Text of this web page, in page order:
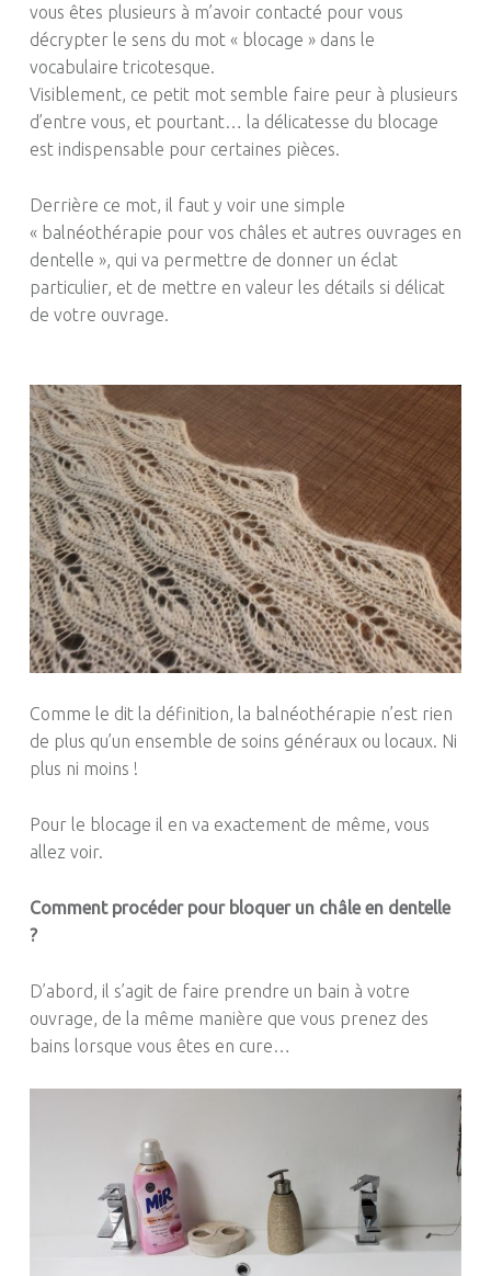
vous êtes plusieurs à m’avoir contacté pour vous
décrypter le sens du mot « blocage » dans le
vocabulaire tricotesque.
Visiblement, ce petit mot semble faire peur à plusieurs
d’entre vous, et pourtant… la délicatesse du blocage
est indispensable pour certaines pièces.
Derrière ce mot, il faut y voir une simple
« balnéothérapie pour vos châles et autres ouvrages en
dentelle », qui va permettre de donner un éclat
particulier, et de mettre en valeur les détails si délicat
de votre ouvrage.
Comme le dit la définition, la balnéothérapie n’est rien
de plus qu’un ensemble de soins généraux ou locaux. Ni
plus ni moins !
Pour le blocage il en va exactement de même, vous
allez voir.
Comment procéder pour bloquer un châle en dentelle
?
D’abord, il s’agit de faire prendre un bain à votre
ouvrage, de la même manière que vous prenez des
bains lorsque vous êtes en cure…